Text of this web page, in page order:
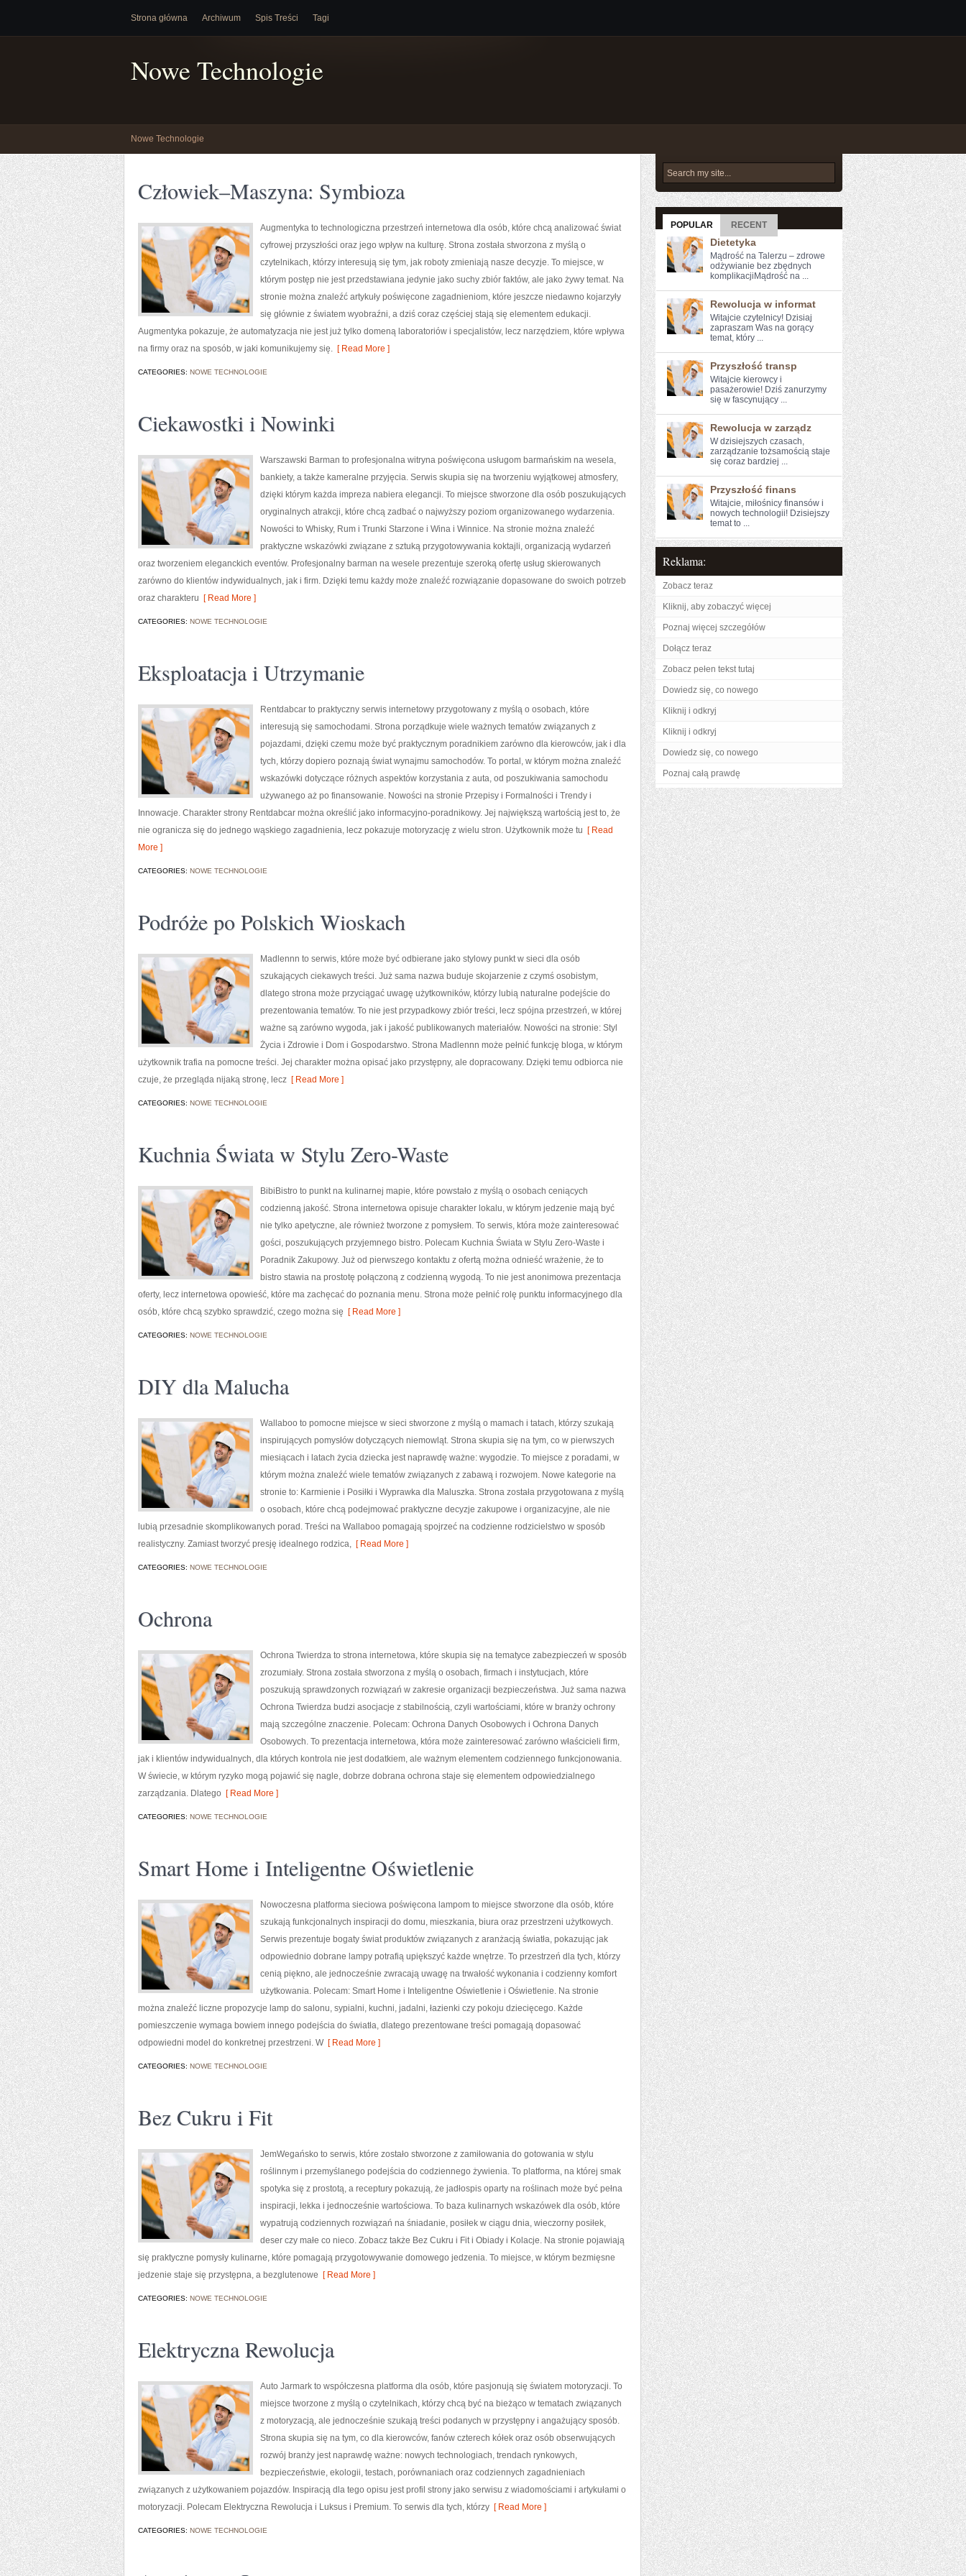
Strona główna Archiwum Spis Treści Tagi
Nowe Technologie
Nowe Technologie
Człowiek–Maszyna: Symbioza
Augmentyka to technologiczna przestrzeń internetowa dla osób, które chcą analizować świat
cyfrowej przyszłości oraz jego wpływ na kulturę. Strona została stworzona z myślą o
czytelnikach, którzy interesują się tym, jak roboty zmieniają nasze decyzje. To miejsce, w
którym postęp nie jest przedstawiana jedynie jako suchy zbiór faktów, ale jako żywy temat. Na
stronie można znaleźć artykuły poświęcone zagadnieniom, które jeszcze niedawno kojarzyły
się głównie z światem wyobraźni, a dziś coraz częściej stają się elementem edukacji.
Augmentyka pokazuje, że automatyzacja nie jest już tylko domeną laboratoriów i specjalistów, lecz narzędziem, które wpływa
na firmy oraz na sposób, w jaki komunikujemy się. [ Read More ]
CATEGORIES: NOWE TECHNOLOGIE
Ciekawostki i Nowinki
Warszawski Barman to profesjonalna witryna poświęcona usługom barmańskim na wesela,
bankiety, a także kameralne przyjęcia. Serwis skupia się na tworzeniu wyjątkowej atmosfery,
dzięki którym każda impreza nabiera elegancji. To miejsce stworzone dla osób poszukujących
oryginalnych atrakcji, które chcą zadbać o najwyższy poziom organizowanego wydarzenia.
Nowości to Whisky, Rum i Trunki Starzone i Wina i Winnice. Na stronie można znaleźć
praktyczne wskazówki związane z sztuką przygotowywania koktajli, organizacją wydarzeń
oraz tworzeniem eleganckich eventów. Profesjonalny barman na wesele prezentuje szeroką ofertę usług skierowanych
zarówno do klientów indywidualnych, jak i firm. Dzięki temu każdy może znaleźć rozwiązanie dopasowane do swoich potrzeb
oraz charakteru [ Read More ]
CATEGORIES: NOWE TECHNOLOGIE
Eksploatacja i Utrzymanie
Rentdabcar to praktyczny serwis internetowy przygotowany z myślą o osobach, które
interesują się samochodami. Strona porządkuje wiele ważnych tematów związanych z
pojazdami, dzięki czemu może być praktycznym poradnikiem zarówno dla kierowców, jak i dla
tych, którzy dopiero poznają świat wynajmu samochodów. To portal, w którym można znaleźć
wskazówki dotyczące różnych aspektów korzystania z auta, od poszukiwania samochodu
używanego aż po finansowanie. Nowości na stronie Przepisy i Formalności i Trendy i
Innowacje. Charakter strony Rentdabcar można określić jako informacyjno-poradnikowy. Jej największą wartością jest to, że
nie ogranicza się do jednego wąskiego zagadnienia, lecz pokazuje motoryzację z wielu stron. Użytkownik może tu [ Read
More ]
CATEGORIES: NOWE TECHNOLOGIE
Podróże po Polskich Wioskach
Madlennn to serwis, które może być odbierane jako stylowy punkt w sieci dla osób
szukających ciekawych treści. Już sama nazwa buduje skojarzenie z czymś osobistym,
dlatego strona może przyciągać uwagę użytkowników, którzy lubią naturalne podejście do
prezentowania tematów. To nie jest przypadkowy zbiór treści, lecz spójna przestrzeń, w której
ważne są zarówno wygoda, jak i jakość publikowanych materiałów. Nowości na stronie: Styl
Życia i Zdrowie i Dom i Gospodarstwo. Strona Madlennn może pełnić funkcję bloga, w którym
użytkownik trafia na pomocne treści. Jej charakter można opisać jako przystępny, ale dopracowany. Dzięki temu odbiorca nie
czuje, że przegląda nijaką stronę, lecz [ Read More ]
CATEGORIES: NOWE TECHNOLOGIE
Kuchnia Świata w Stylu Zero-Waste
BibiBistro to punkt na kulinarnej mapie, które powstało z myślą o osobach ceniących
codzienną jakość. Strona internetowa opisuje charakter lokalu, w którym jedzenie mają być
nie tylko apetyczne, ale również tworzone z pomysłem. To serwis, która może zainteresować
gości, poszukujących przyjemnego bistro. Polecam Kuchnia Świata w Stylu Zero-Waste i
Poradnik Zakupowy. Już od pierwszego kontaktu z ofertą można odnieść wrażenie, że to
bistro stawia na prostotę połączoną z codzienną wygodą. To nie jest anonimowa prezentacja
oferty, lecz internetowa opowieść, które ma zachęcać do poznania menu. Strona może pełnić rolę punktu informacyjnego dla
osób, które chcą szybko sprawdzić, czego można się [ Read More ]
CATEGORIES: NOWE TECHNOLOGIE
DIY dla Malucha
Wallaboo to pomocne miejsce w sieci stworzone z myślą o mamach i tatach, którzy szukają
inspirujących pomysłów dotyczących niemowląt. Strona skupia się na tym, co w pierwszych
miesiącach i latach życia dziecka jest naprawdę ważne: wygodzie. To miejsce z poradami, w
którym można znaleźć wiele tematów związanych z zabawą i rozwojem. Nowe kategorie na
stronie to: Karmienie i Posiłki i Wyprawka dla Maluszka. Strona została przygotowana z myślą
o osobach, które chcą podejmować praktyczne decyzje zakupowe i organizacyjne, ale nie
lubią przesadnie skomplikowanych porad. Treści na Wallaboo pomagają spojrzeć na codzienne rodzicielstwo w sposób
realistyczny. Zamiast tworzyć presję idealnego rodzica, [ Read More ]
CATEGORIES: NOWE TECHNOLOGIE
Ochrona
Ochrona Twierdza to strona internetowa, które skupia się na tematyce zabezpieczeń w sposób
zrozumiały. Strona została stworzona z myślą o osobach, firmach i instytucjach, które
poszukują sprawdzonych rozwiązań w zakresie organizacji bezpieczeństwa. Już sama nazwa
Ochrona Twierdza budzi asocjacje z stabilnością, czyli wartościami, które w branży ochrony
mają szczególne znaczenie. Polecam: Ochrona Danych Osobowych i Ochrona Danych
Osobowych. To prezentacja internetowa, która może zainteresować zarówno właścicieli firm,
jak i klientów indywidualnych, dla których kontrola nie jest dodatkiem, ale ważnym elementem codziennego funkcjonowania.
W świecie, w którym ryzyko mogą pojawić się nagle, dobrze dobrana ochrona staje się elementem odpowiedzialnego
zarządzania. Dlatego [ Read More ]
CATEGORIES: NOWE TECHNOLOGIE
Smart Home i Inteligentne Oświetlenie
Nowoczesna platforma sieciowa poświęcona lampom to miejsce stworzone dla osób, które
szukają funkcjonalnych inspiracji do domu, mieszkania, biura oraz przestrzeni użytkowych.
Serwis prezentuje bogaty świat produktów związanych z aranżacją światła, pokazując jak
odpowiednio dobrane lampy potrafią upiększyć każde wnętrze. To przestrzeń dla tych, którzy
cenią piękno, ale jednocześnie zwracają uwagę na trwałość wykonania i codzienny komfort
użytkowania. Polecam: Smart Home i Inteligentne Oświetlenie i Oświetlenie. Na stronie
można znaleźć liczne propozycje lamp do salonu, sypialni, kuchni, jadalni, łazienki czy pokoju dziecięcego. Każde
pomieszczenie wymaga bowiem innego podejścia do światła, dlatego prezentowane treści pomagają dopasować
odpowiedni model do konkretnej przestrzeni. W [ Read More ]
CATEGORIES: NOWE TECHNOLOGIE
Bez Cukru i Fit
JemWegańsko to serwis, które zostało stworzone z zamiłowania do gotowania w stylu
roślinnym i przemyślanego podejścia do codziennego żywienia. To platforma, na której smak
spotyka się z prostotą, a receptury pokazują, że jadłospis oparty na roślinach może być pełna
inspiracji, lekka i jednocześnie wartościowa. To baza kulinarnych wskazówek dla osób, które
wypatrują codziennych rozwiązań na śniadanie, posiłek w ciągu dnia, wieczorny posiłek,
deser czy małe co nieco. Zobacz także Bez Cukru i Fit i Obiady i Kolacje. Na stronie pojawiają
się praktyczne pomysły kulinarne, które pomagają przygotowywanie domowego jedzenia. To miejsce, w którym bezmięsne
jedzenie staje się przystępna, a bezglutenowe [ Read More ]
CATEGORIES: NOWE TECHNOLOGIE
Elektryczna Rewolucja
Auto Jarmark to współczesna platforma dla osób, które pasjonują się światem motoryzacji. To
miejsce tworzone z myślą o czytelnikach, którzy chcą być na bieżąco w tematach związanych
z motoryzacją, ale jednocześnie szukają treści podanych w przystępny i angażujący sposób.
Strona skupia się na tym, co dla kierowców, fanów czterech kółek oraz osób obserwujących
rozwój branży jest naprawdę ważne: nowych technologiach, trendach rynkowych,
bezpieczeństwie, ekologii, testach, porównaniach oraz codziennych zagadnieniach
związanych z użytkowaniem pojazdów. Inspiracją dla tego opisu jest profil strony jako serwisu z wiadomościami i artykułami o
motoryzacji. Polecam Elektryczna Rewolucja i Luksus i Premium. To serwis dla tych, którzy [ Read More ]
CATEGORIES: NOWE TECHNOLOGIE
POPULAR RECENT
Dietetyka
Mądrość na Talerzu – zdrowe
odżywianie bez zbędnych
komplikacjiMądrość na ...
Rewolucja w informat
Witajcie czytelnicy! Dzisiaj
zapraszam Was na gorący
temat, który ...
Przyszłość transp
Witajcie kierowcy⁢ i
pasażerowie! Dziś ⁢zanurzymy
się w ‍fascynujący​ ...
Rewolucja w zarządz
W dzisiejszych czasach,
zarządzanie tożsamością ⁤staje
się coraz ‍bardziej ...
Przyszłość finans
Witajcie, miłośnicy finansów i
⁤nowych technologii! Dzisiejszy
⁤temat to ...
Reklama:
Zobacz teraz
Kliknij, aby zobaczyć więcej
Poznaj więcej szczegółów
Dołącz teraz
Zobacz pełen tekst tutaj
Dowiedz się, co nowego
Kliknij i odkryj
Kliknij i odkryj
Dowiedz się, co nowego
Poznaj całą prawdę